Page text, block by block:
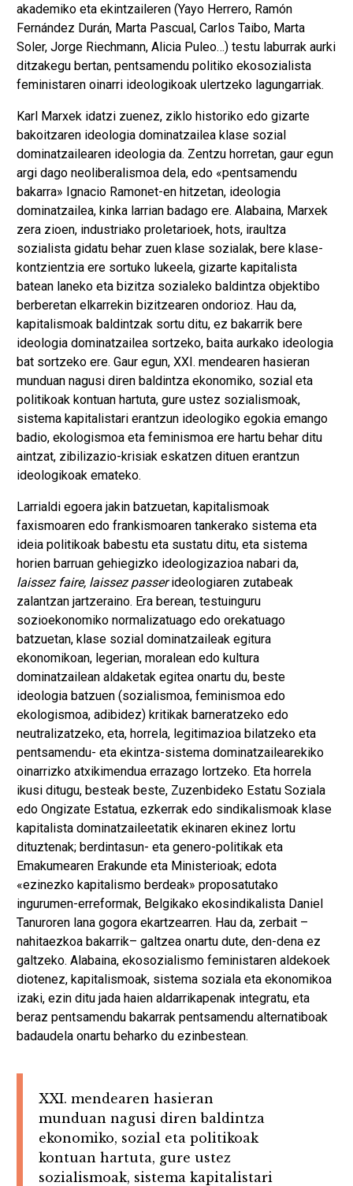
akademiko eta ekintzaileren (Yayo Herrero, Ramón
Fernández Durán, Marta Pascual, Carlos Taibo, Marta
Soler, Jorge Riechmann, Alicia Puleo…) testu laburrak aurki
ditzakegu bertan, pentsamendu politiko ekosozialista
feministaren oinarri ideologikoak ulertzeko lagungarriak.
Karl Marxek idatzi zuenez, ziklo historiko edo gizarte
bakoitzaren ideologia dominatzailea klase sozial
dominatzailearen ideologia da. Zentzu horretan, gaur egun
argi dago neoliberalismoa dela, edo «pentsamendu
bakarra» Ignacio Ramonet-en hitzetan, ideologia
dominatzailea, kinka larrian badago ere. Alabaina, Marxek
zera zioen, industriako proletarioek, hots, iraultza
sozialista gidatu behar zuen klase sozialak, bere klase-
kontzientzia ere sortuko lukeela, gizarte kapitalista
batean laneko eta bizitza sozialeko baldintza objektibo
berberetan elkarrekin bizitzearen ondorioz. Hau da,
kapitalismoak baldintzak sortu ditu, ez bakarrik bere
ideologia dominatzailea sortzeko, baita aurkako ideologia
bat sortzeko ere. Gaur egun, XXI. mendearen hasieran
munduan nagusi diren baldintza ekonomiko, sozial eta
politikoak kontuan hartuta, gure ustez sozialismoak,
sistema kapitalistari erantzun ideologiko egokia emango
badio, ekologismoa eta feminismoa ere hartu behar ditu
aintzat, zibilizazio-krisiak eskatzen dituen erantzun
ideologikoak emateko.
Larrialdi egoera jakin batzuetan, kapitalismoak
faxismoaren edo frankismoaren tankerako sistema eta
ideia politikoak babestu eta sustatu ditu, eta sistema
horien barruan gehiegizko ideologizazioa nabari da,
laissez faire, laissez passerideologiaren zutabeak
zalantzan jartzeraino. Era berean, testuinguru
sozioekonomiko normalizatuago edo orekatuago
batzuetan, klase sozial dominatzaileak egitura
ekonomikoan, legerian, moralean edo kultura
dominatzailean aldaketak egitea onartu du, beste
ideologia batzuen (sozialismoa, feminismoa edo
ekologismoa, adibidez) kritikak barneratzeko edo
neutralizatzeko, eta, horrela, legitimazioa bilatzeko eta
pentsamendu- eta ekintza-sistema dominatzailearekiko
oinarrizko atxikimendua errazago lortzeko. Eta horrela
ikusi ditugu, besteak beste, Zuzenbideko Estatu Soziala
edo Ongizate Estatua, ezkerrak edo sindikalismoak klase
kapitalista dominatzaileetatik ekinaren ekinez lortu
dituztenak; berdintasun- eta genero-politikak eta
Emakumearen Erakunde eta Ministerioak; edota
«ezinezko kapitalismo berdeak» proposatutako
ingurumen-erreformak, Belgikako ekosindikalista Daniel
Tanuroren lana gogora ekartzearren. Hau da, zerbait –
nahitaezkoa bakarrik– galtzea onartu dute, den-dena ez
galtzeko. Alabaina, ekosozialismo feministaren aldekoek
diotenez, kapitalismoak, sistema soziala eta ekonomikoa
izaki, ezin ditu jada haien aldarrikapenak integratu, eta
beraz pentsamendu bakarrak pentsamendu alternatiboak
badaudela onartu beharko du ezinbestean.
XXI. mendearen hasieran
munduan nagusi diren baldintza
ekonomiko, sozial eta politikoak
kontuan hartuta, gure ustez
sozialismoak, sistema kapitalistari